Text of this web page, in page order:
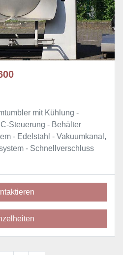
mit Kühlung -
Steuerung - Behälter
- Edelstahl - Vakuumkanal,
- Schnellverschluss